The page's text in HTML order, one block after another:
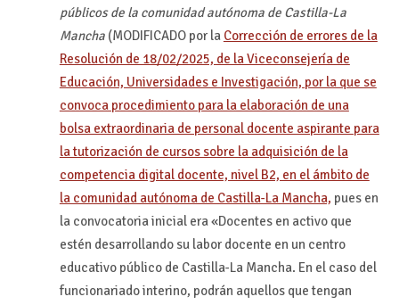
públicos de la comunidad autónoma de Castilla-La
Mancha(MODIFICADO por la Corrección de errores de la
Resolución de 18/02/2025, de la Viceconsejería de
Educación, Universidades e Investigación, por la que se
convoca procedimiento para la elaboración de una
bolsa extraordinaria de personal docente aspirante para
la tutorización de cursos sobre la adquisición de la
competencia digital docente, nivel B2, en el ámbito de
la comunidad autónoma de Castilla-La Mancha, pues en
la convocatoria inicial era «Docentes en activo que
estén desarrollando su labor docente en un centro
educativo público de Castilla-La Mancha. En el caso del
funcionariado interino, podrán aquellos que tengan